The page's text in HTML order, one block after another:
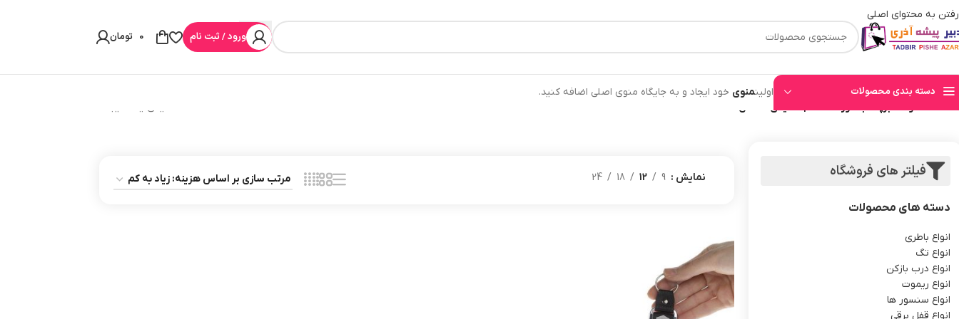
رفتن به محتوای اصلی
⚡قیمت های وب سایت بروز میباشند⚡ با توجه به حجم بالای سفارشهای ثبت شده به ترتیب ارسال خواهند شد ⚡تلفن تماس شرکت : 04132900562 ⚡
ورود / ثبت نام 0 تومان
دسته بندی محصولات اولینمنوی خود ایجاد و به جایگاه منوی اصلی اضافه کنید.
خانه/محصولات برچسب خورده “تگ جا کلیدی خشگل” نمایش یک نتیجه
فیلتر های فروشگاه
دسته های محصولات
انواع باطری
انواع تگ
انواع درب بازکن
انواع ریموت
انواع سنسور ها
انواع قفل برقی
نمایش 9
12
18
24